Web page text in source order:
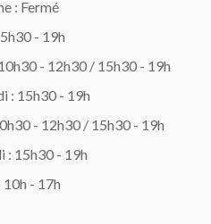
: Fermé
- 19h
- 12h30 / 15h30 - 19h
: 15h30 - 19h
- 12h30 / 15h30 - 19h
: 15h30 - 19h
10h - 17h